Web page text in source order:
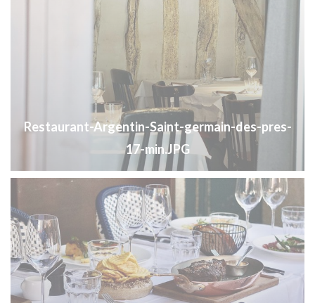
Restaurant-Argentin-Saint-germain-des-pres-
17-min.JPG